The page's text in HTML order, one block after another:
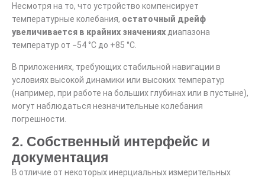
Несмотря на то, что устройство компенсирует
температурные колебания, остаточный дрейф
увеличивается в крайних значенияхдиапазона
температур от −54 °C до +85 °C.
В приложениях, требующих стабильной навигации в
условиях высокой динамики или высоких температур
(например, при работе на больших глубинах или в пустыне),
могут наблюдаться незначительные колебания
погрешности.
2. Собственный интерфейс и
документация
В отличие от некоторых инерциальных измерительных